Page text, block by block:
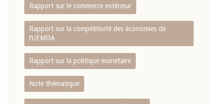
Rapport sur le commerce extérieur
Rapport sur la compétitivité des économies de
l‘UEMOA
Rapport sur la politique monétaire
Note thématique